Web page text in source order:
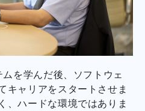
を学んだ後、ソフトウェ
キャリアをスタートさせま
、ハードな環境ではありま